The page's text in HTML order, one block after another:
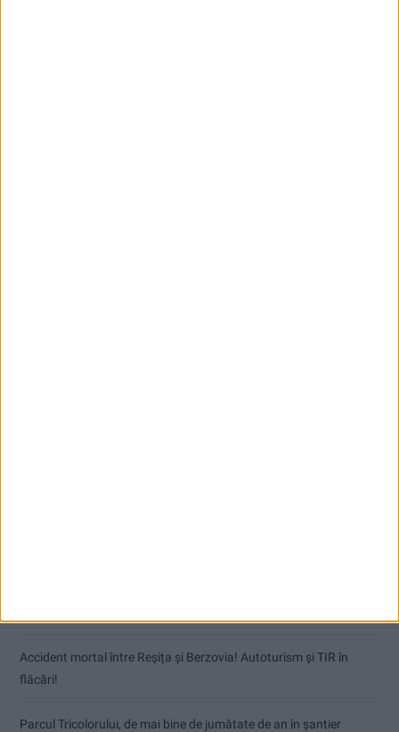
Accident mortal între Reșița și Berzovia! Autoturism și TIR în
flăcări!
Parcul Tricolorului, de mai bine de jumătate de an în șantier